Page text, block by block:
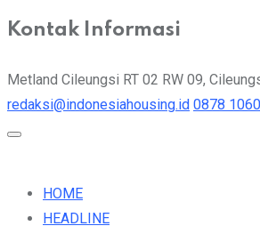
Kontak Informasi
Metland Cileungsi RT 02 RW 09,
redaksi@indonesiahousing.id 0878
HOME
HEADLINE